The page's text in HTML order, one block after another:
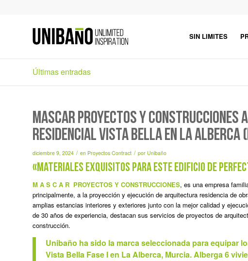
SIN LIMITES
Últimas entradas
MASCAR PROYECTOS Y CONSTRUCCIONES
RESIDENCIAL VISTA BELLA EN LA ALBERCA
diciembre 9, 2024 / en Proyectos Contract / por Unibaño
«Materiales exquisitos para este edificio de
M A S C A R PROYECTOS Y CONSTRUCCIONES, es una empresa
principalmente, a la proyección y ejecución de arquitectura residencia de
amplias estancias interiores y exteriores junto con la mejor calidad y
de 30 años de experiencia, destacan sus servicios de proyectos de
construcción.
Unibaño ha sido la marca seleccionada para equipar
Vista Bella Fase I en La Alberca, Murcia. Alberga 6